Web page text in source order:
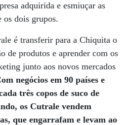
adquirida e esmiuçar as
os dois grupos.
é transferir para a Chiquita o
de produtos e aprender com os
junto aos novos mercados
negócios em 90 países e
três copos de suco de
os Cutrale vendem
que engarrafam e levam ao